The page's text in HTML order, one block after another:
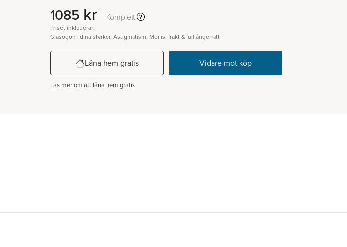
1085 kr Komplett
Priset inkluderar:
Glasögon i dina styrkor, Astigmatism, Moms, frakt & full ångerrätt
Låna hem gratis
Läs mer om att låna hem gratis